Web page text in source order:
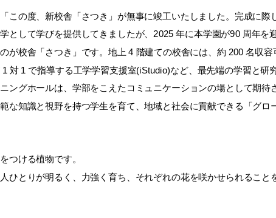
この度、新校舎「さつき」が無事に竣工いたしました。完成に
として学びを提供してきましたが、2025 年に本学園が90 周年を
が校舎「さつき」です。地上 4 階建ての校舎には、約 200 名収
対 1 で指導する工学学習支援室(iStudio)など、最先端の学習と
ングホールは、学部をこえたコミュニケーションの場として期待
な知識と視野を持つ学生を育て、地域と社会に貢献できる「グロ
つける植物です。
とりが明るく、力強く育ち、それぞれの花を咲かせられること